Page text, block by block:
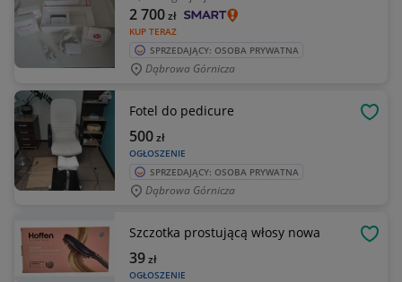
KUP TERAZ
2 700zł
SPRZEDAJĄCY: OSOBA PRYWATNA
Dąbrowa Górnicza
Fotel do pedicure
OGŁOSZENIE
500zł
SPRZEDAJĄCY: OSOBA PRYWATNA
Dąbrowa Górnicza
Szczotka prostującą włosy nowa
OGŁOSZENIE
39zł